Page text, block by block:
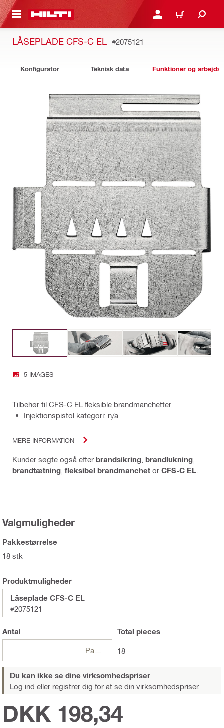
HOVEDINDHOLD LOG IND ELLER
INDKØBSKURV
LÅSEPLADE CFS-C EL #2075121
Konfigurator Teknisk data Funktioner og
5 IMAGES
Tilbehør til CFS-C EL fleksible brandmanchetter
Injektionspistol kategori: n/a
MERE INFORMATION
Kunder søgte også efter brandsikring brandlukning
brandtætning fleksibel brandmanchet or CFS-C EL
Valgmuligheder
Pakkestørrelse
18 stk
Produktmuligheder
Låseplade CFS-C EL
#2075121
Antal Total pieces
18
Du kan ikke se dine virksomhedspriser
Log ind eller registrer dig for at se din virksomhedspriser.
DKK 198,34